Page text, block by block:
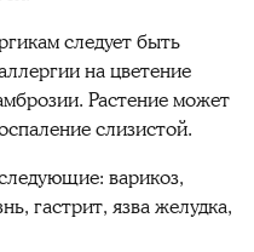
следует быть
на цветение
Растение может
слизистой.
варикоз,
гастрит, язва желудка,